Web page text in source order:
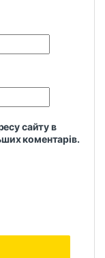
сайту в
коментарів.